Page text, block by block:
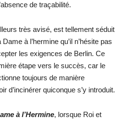
de traçabilité.
très avisé, est tellement séduit
à l’hermine qu’il n’hésite pas
les exigences de Berlin. Ce
étape vers le succès, car le
toujours de manière
d’incinérer quiconque s’y introduit.
à l’Hermine, lorsque Roi et